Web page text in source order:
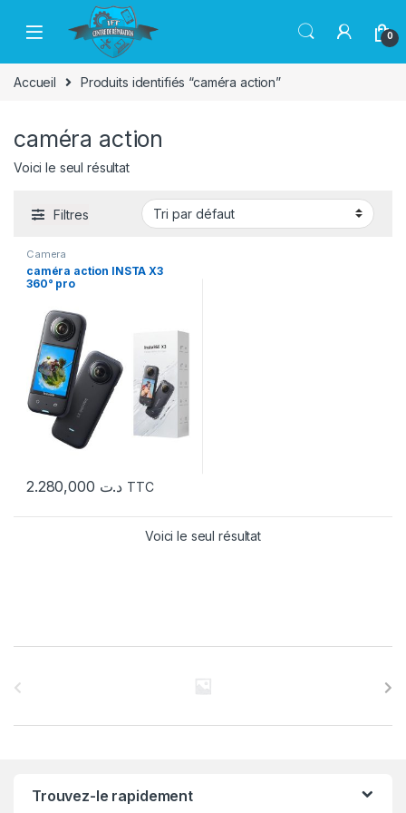
Passer à la navigation
Aller au contenu
0
Accueil Produits identifiés “caméra action”
caméra action
Voici le seul résultat
Filtres
Camera
caméra action INSTA X3
360° pro
د.ت TTC
Voici le seul résultat
Trouvez-le rapidement